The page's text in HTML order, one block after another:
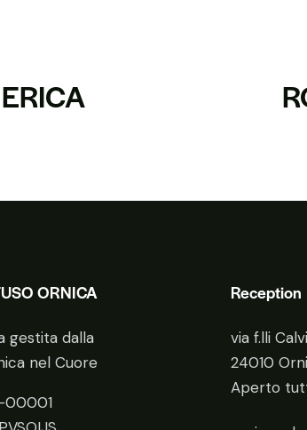
ERICA
ORNICA
gestita dalla
nel Cuore
00001
Reception
via f.lli
24010
Aperto